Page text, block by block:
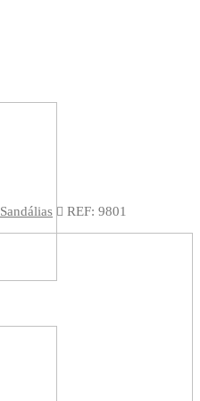
Sandálias REF: 9801